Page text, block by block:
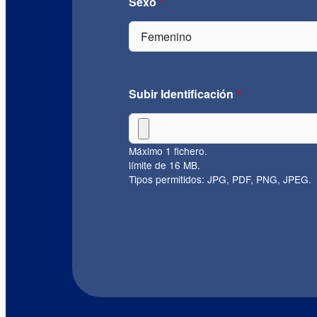
Subir Identificación
Máximo 1 fichero.
límite de 16 MB.
Tipos permitidos: JPG, PDF, PNG, JPEG.